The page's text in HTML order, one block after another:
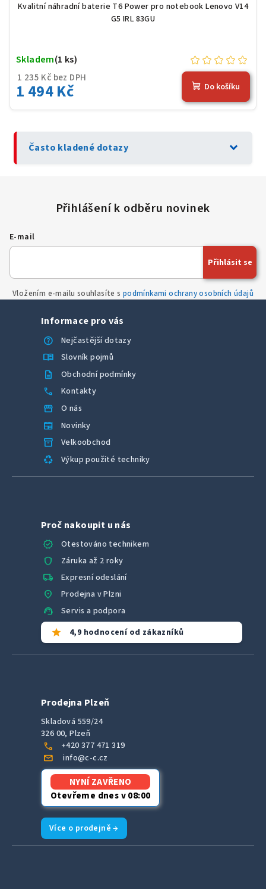
Kvalitní náhradní baterie T6 Power pro notebook Lenovo V14
G5 IRL 83GU
1 235 Kč bez DPH
1 494 Kč
Skladem(1 ks)
Do košíku
Často kladené dotazy expand_more
E-mail
Vložením e-mailu souhlasíte s podmínkami ochrany osobních údajů
Přihlásit se
Informace pro vás
help
Nejčastější dotazy
menu_book Slovník pojmů
description Obchodní podmínky
call Kontakty
storefront O nás
newspaper Novinky
inventory_2 Velkoobchod
recycling Výkup použité techniky
Proč nakoupit u nás
verified
Otestováno technikem
shield Záruka až 2 roky
local_shipping Expresní odeslání
location_on Prodejna v Plzni
support_agent Servis a podpora
star 4,9 hodnocení od zákazníků
Prodejna Plzeň
Skladová 559/24
326 00, Plzeň
call +420 377 471 319
mail info@c-c.cz
NYNÍ ZAVŘENO
Otevřeme dnes v 08:00
Více o prodejně →